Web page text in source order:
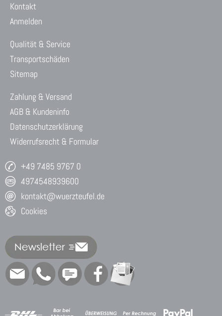
Kontakt
Anmelden
Qualität & Service
Transportschäden
Sitemap
Zahlung & Versand
AGB & Kundeninfo
Datenschutzerklärung
Widerrufsrecht & Formular
+49 7485 9767 0
4974548939600
kontakt@wuerzteufel.de
Cookies